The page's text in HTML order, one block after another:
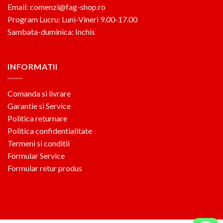
Email: comenzi@fag-shop.ro
Program Lucru: Luni-Vineri 9.00-17.00
Sambata-duminica: Inchis
INFORMATII
Comanda si livrare
Garantie si Service
Politica returnare
Politica confidentialitate
Termeni si conditii
Formular Service
Formular retur produs